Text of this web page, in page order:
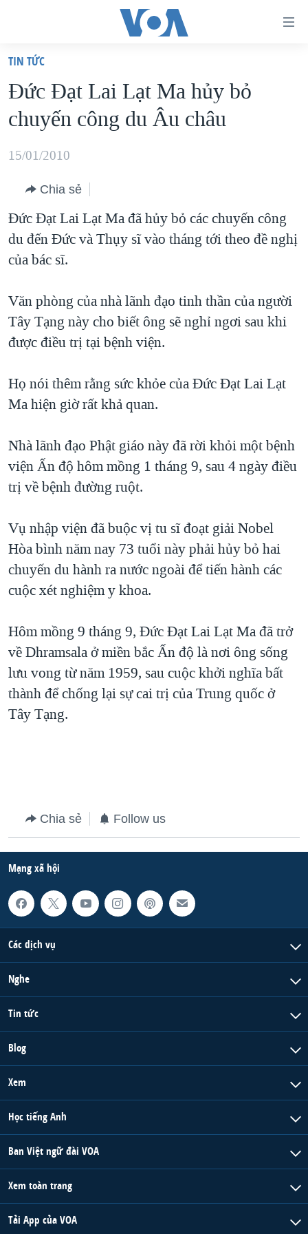
truy
cập
Tới
dung
chính
điều
hướng
chính
tới
"Tìm"
VIỆT NAM
HOA KỲ
BIỂN ĐÔNG
BLOG
DIỄN ĐÀN
MỤC
VẠCH TRẦN TIN GIẢ
NGƯỜI VIỆT HẢI NGOẠI
ĐỜI SỐNG
KHOA HỌC
VĂN HOÁ
THỂ THAO
GIÁO DỤC
CHIẾN TRANH THƯƠNG MẠI CỦA MỸ: QUÁ KHỨ VÀ HIỆN
TẠI
HÀNH TRÌNH BẦU CỬ 2024
GIẢI MÃ VÀNH ĐAI & CON ĐƯỜNG
NGÀY TỊ NẠN THẾ GIỚI
GROUND ZERO – XƯA VÀ NAY
CHI PHÍ CHIẾN TRANH AFGHANISTAN
THƯỢNG ĐỈNH TRUMP-KIM TẠI VIỆT NAM
TRỊNH VĨNH BÌNH VS. CHÍNH PHỦ VIỆT NAM
NGƯ DÂN VIỆT VÀ LÀN SÓNG TRỘM HẢI SÂM
QUAN HỆ VIỆT MỸ
HỌC TIẾNG ANH
VIDEO
NGHE
MẠNG XÃ HỘI
Ngôn ngữ khác
TIN TỨC
Ðức Ðạt Lai Lạt Ma hủy bỏ
chuyến công du Âu châu
15/01/2010
Chia sẻ
Đức Đạt Lai Lạt Ma đã hủy bỏ các chuyến công
du đến Đức và Thụy sĩ vào tháng tới theo đề nghị
của bác sĩ.
Văn phòng của nhà lãnh đạo tinh thần của người
Tây Tạng này cho biết ông sẽ nghỉ ngơi sau khi
được điều trị tại bệnh viện.
Họ nói thêm rằng sức khỏe của Đức Đạt Lai Lạt
Ma hiện giờ rất khả quan.
Nhà lãnh đạo Phật giáo này đã rời khỏi một bệnh
viện Ấn độ hôm mồng 1 tháng 9, sau 4 ngày điều
trị về bệnh đường ruột.
Vụ nhập viện đã buộc vị tu sĩ đoạt giải Nobel
Hòa bình năm nay 73 tuổi này phải hủy bỏ hai
chuyến du hành ra nước ngoài để tiến hành các
cuộc xét nghiệm y khoa.
Hôm mồng 9 tháng 9, Đức Đạt Lai Lạt Ma đã trở
về Dhramsala ở miền bắc Ấn độ là nơi ông sống
lưu vong từ năm 1959, sau cuộc khởi nghĩa bất
thành để chống lại sự cai trị của Trung quốc ở
Tây Tạng.
Chia sẻ Follow us
Mạng xã hội
Các dịch vụ
Nghe
Tin tức
Blog
Xem
Học tiếng Anh
Ban Việt ngữ đài VOA
Xem toàn trang
Tải App của VOA